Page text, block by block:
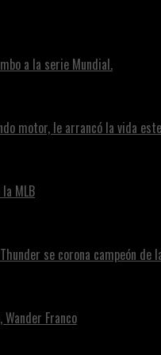
a la serie Mundial.
motor, le arrancó la vida
MLB
se corona campeón de
Wander Franco